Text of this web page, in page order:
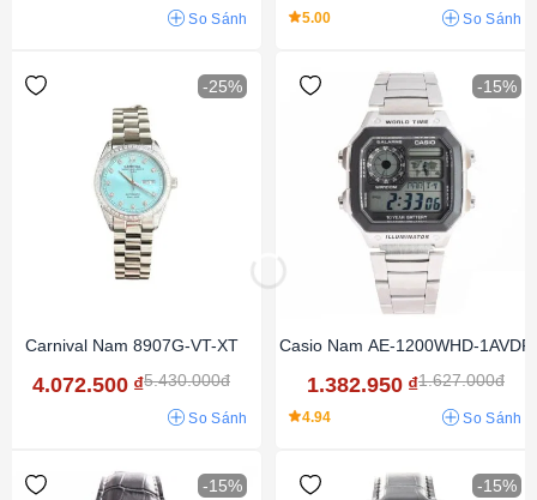
So Sánh 5.00 So Sánh
-25%
Carnival Nam 8907G-VT-XT
4.072.500 ₫5.430.000đ
So Sánh
-15%
Casio Nam AE-1200WHD-1AVDF
1.382.950 ₫1.627.000đ
4.94 So Sánh
-15% -15%